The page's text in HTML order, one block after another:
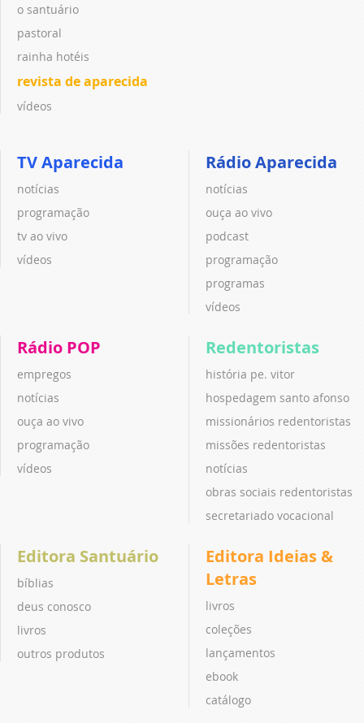
o santuário
pastoral
rainha hotéis
revista de aparecida
vídeos
TV Aparecida
notícias
programação
tv ao vivo
vídeos
Rádio Aparecida
notícias
ouça ao vivo
podcast
programação
programas
vídeos
Rádio POP
empregos
notícias
ouça ao vivo
programação
vídeos
Redentoristas
história pe. vitor
hospedagem santo afonso
missionários redentoristas
missões redentoristas
notícias
obras sociais redentoristas
secretariado vocacional
Editora Santuário
bíblias
deus conosco
livros
outros produtos
Editora Ideias &
Letras
livros
coleções
lançamentos
ebook
catálogo